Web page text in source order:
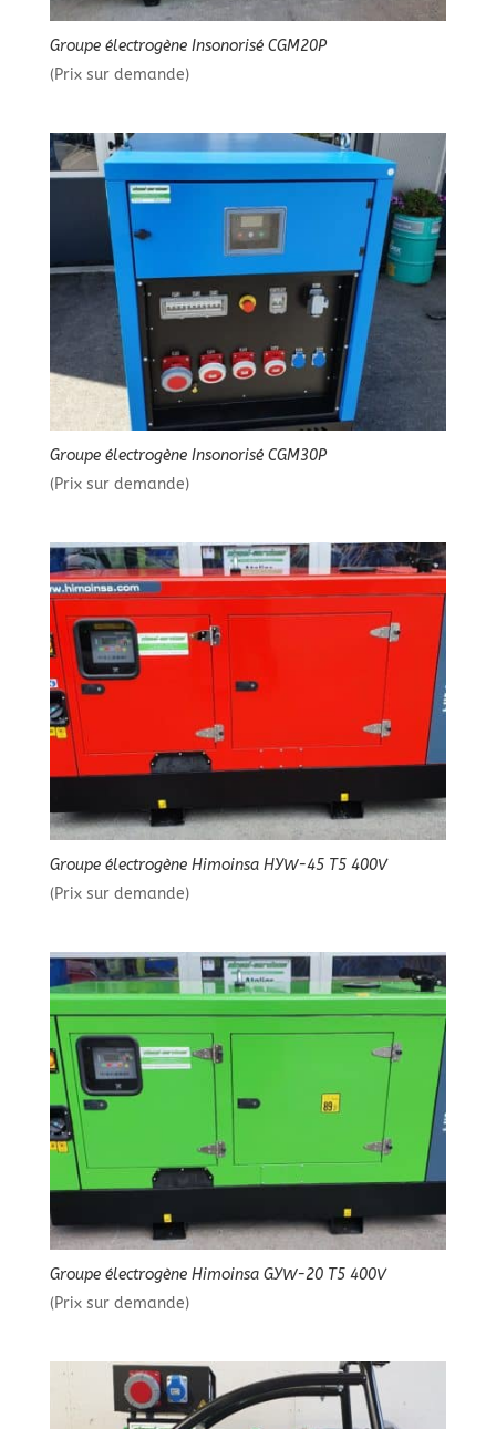
Groupe électrogène Insonorisé CGM20P
(Prix sur demande)
Groupe électrogène Insonorisé CGM30P
(Prix sur demande)
Groupe électrogène Himoinsa HYW-45 T5 400V
(Prix sur demande)
Groupe électrogène Himoinsa GYW-20 T5 400V
(Prix sur demande)